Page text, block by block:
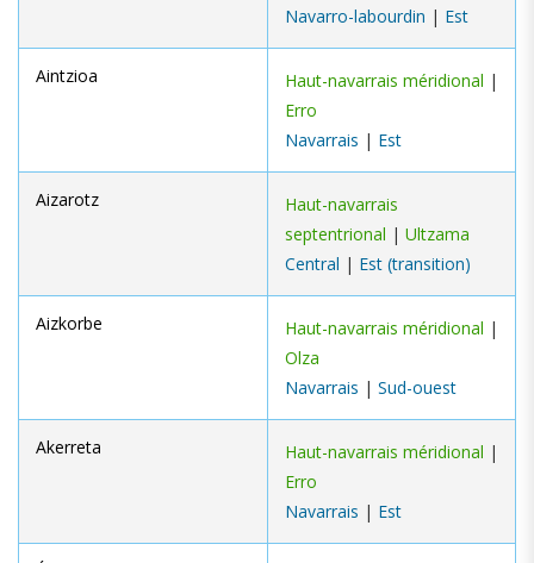
Navarro-labourdin | Est
Aintzioa Haut-navarrais méridional |
Erro
Navarrais | Est
Aizarotz
Haut-navarrais
septentrional | Ultzama
Central | Est (transition)
Aizkorbe Haut-navarrais méridional |
Olza
Navarrais | Sud-ouest
Akerreta Haut-navarrais méridional |
Erro
Navarrais | Est